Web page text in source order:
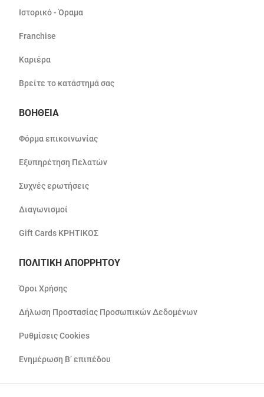
Ιστορικό - Όραμα
Franchise
Καριέρα
Βρείτε το κατάστημά σας
ΒΟΗΘΕΙΑ
Φόρμα επικοινωνίας
Εξυπηρέτηση Πελατών
Συχνές ερωτήσεις
Διαγωνισμοί
Gift Cards ΚΡΗΤΙΚΟΣ
ΠΟΛΙΤΙΚΗ ΑΠΟΡΡΗΤΟΥ
Όροι Χρήσης
Δήλωση Προστασίας Προσωπικών Δεδομένων
Ρυθμίσεις Cookies
Ενημέρωση Β’ επιπέδου